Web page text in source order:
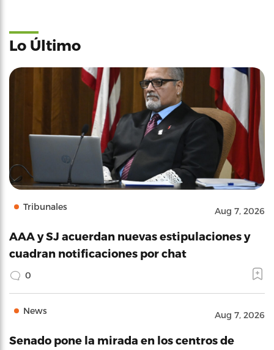
Lo Último
Tribunales Aug 7, 2026
AAA y SJ acuerdan nuevas estipulaciones y
cuadran notificaciones por chat
0
News Aug 7, 2026
Senado pone la mirada en los centros de